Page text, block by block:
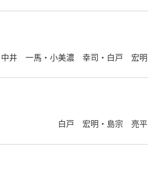
中井 一馬・小美濃 幸司・白戸 宏明
白戸 宏明・島宗 亮平